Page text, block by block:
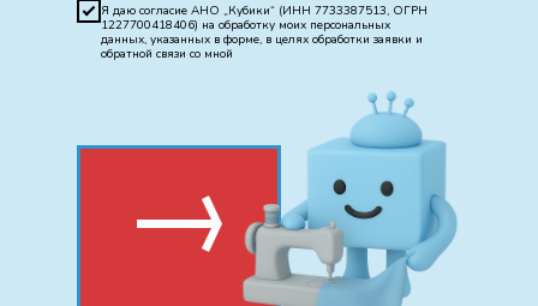
Я даю согласие АНО „Кубики“ (ИНН 7733387513, ОГРН
1227700418406) на обработку моих персональных
данных, указанных в форме, в целях обработки заявки и
обратной связи со мной
SUBMIT